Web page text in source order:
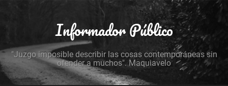
Informador Público
"Juzgo imposible describir las cosas contemporáneas sin
ofender a muchos". Maquiavelo